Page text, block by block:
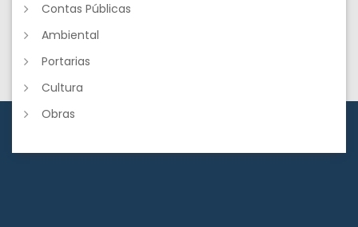
Contas Públicas
Ambiental
Portarias
Cultura
Obras